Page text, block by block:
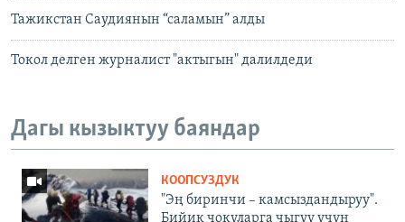
Тажикстан Саудиянын “саламын” алды
Токол делген журналист "актыгын" далилдеди
Дагы кызыктуу баяндар
КООПСУЗДУК
"Эң биринчи – камсыздандыруу".
Бийик чокуларга чыгуу үчүн